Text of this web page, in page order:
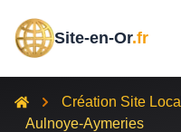
Site-en-Or.fr
Création Site Local
Aulnoye-Aymeries